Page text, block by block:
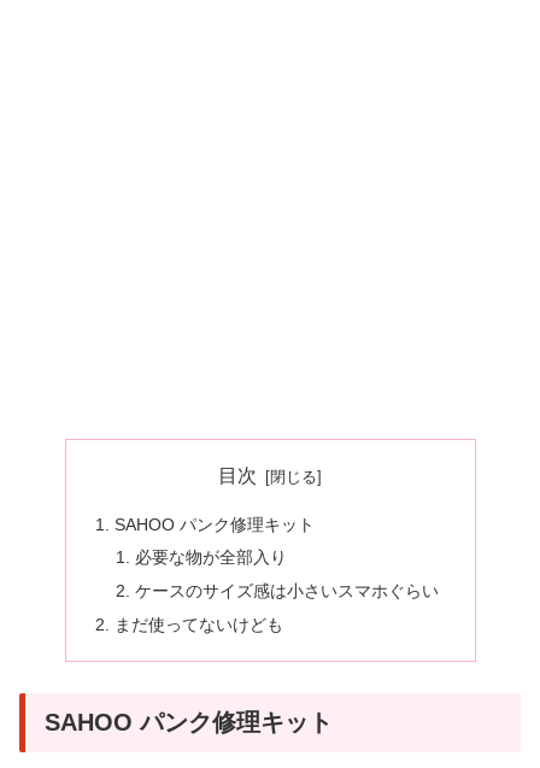
目次
SAHOO パンク修理キット
必要な物が全部入り
ケースのサイズ感は小さいスマホぐらい
まだ使ってないけども
SAHOO パンク修理キット